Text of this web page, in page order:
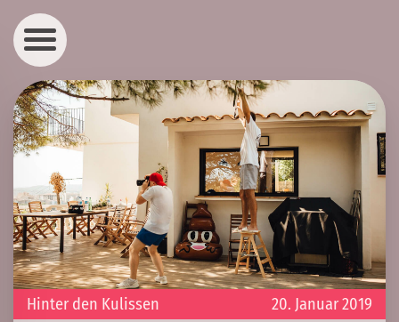
20. Januar 2019
Hinter den Kulissen